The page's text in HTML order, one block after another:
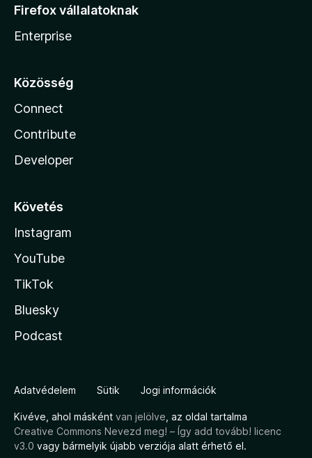
Firefox vállalatoknak
Enterprise
Közösség
Connect
Contribute
Developer
Követés
Instagram
YouTube
TikTok
Bluesky
Podcast
Adatvédelem Sütik Jogi információk
Kivéve, ahol másként van jelölve , az oldal tartalma
Creative Commons Nevezd meg! – Így add tovább! licenc
v3.0 vagy bármelyik újabb verziója alatt érhető el.